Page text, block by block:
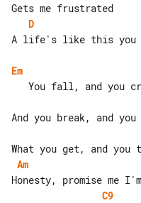
D
A life's like this you
Em
Am
C9